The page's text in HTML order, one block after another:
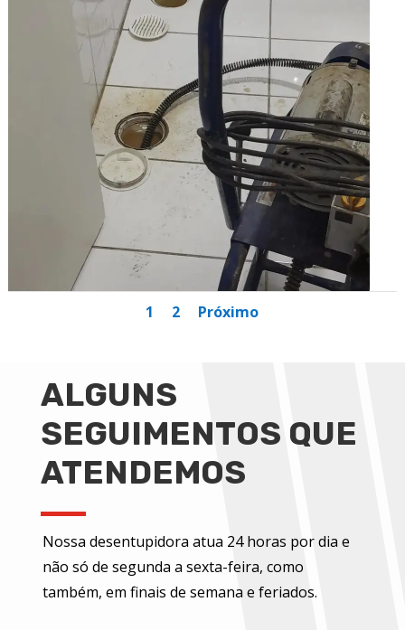
1 2 Próximo
ALGUNS
SEGUIMENTOS QUE
ATENDEMOS
Nossa desentupidora atua 24 horas por dia e
não só de segunda a sexta-feira, como
também, em finais de semana e feriados.